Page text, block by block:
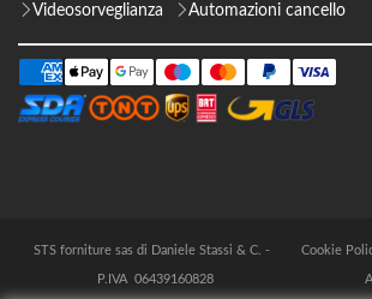
Videosorveglianza
Automazioni cancello
STS forniture sas di Daniele Stassi & C. -
P.IVA 06439160828
Cookie